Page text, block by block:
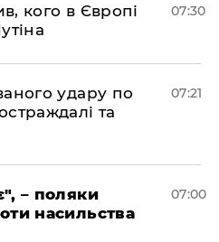
кого в Європі
07:30
удару по
та
07:21
– поляки
насильства
07:00